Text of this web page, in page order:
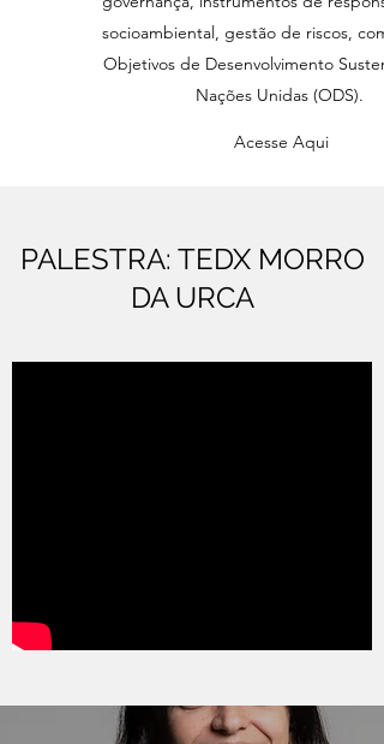
socioambiental, gestão de riscos,
Objetivos de Desenvolvimento
Nações Unidas (ODS).
Acesse Aqui
PALESTRA: TEDX MORRO
DA URCA